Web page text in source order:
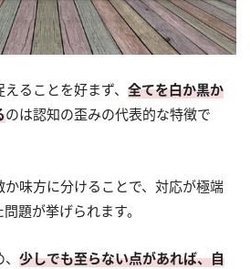
ることを好まず、 全てを白か黒か
のは認知の歪みの代表的な特徴で
味方に分けることで、対応が極端
題が挙げられます。
少しでも至らない点があれば、自